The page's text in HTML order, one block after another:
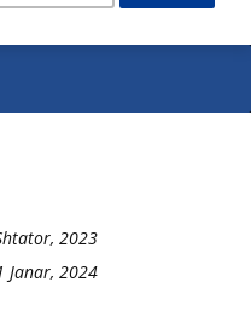
2023
Janar, 2024